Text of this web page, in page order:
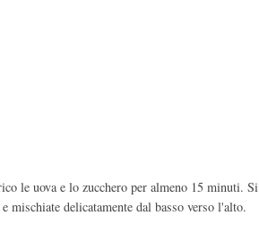
le uova e lo zucchero per almeno 15 minuti. Si
mischiate delicatamente dal basso verso l'alto.